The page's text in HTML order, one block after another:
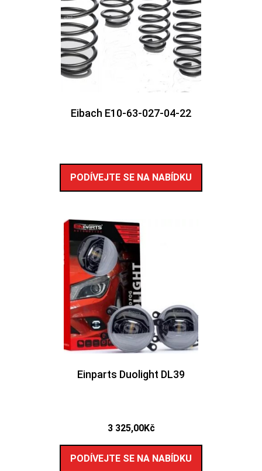
Eibach E10-63-027-04-22
PODÍVEJTE SE NA NABÍDKU
Einparts Duolight DL39
3 325,00Kč
PODÍVEJTE SE NA NABÍDKU